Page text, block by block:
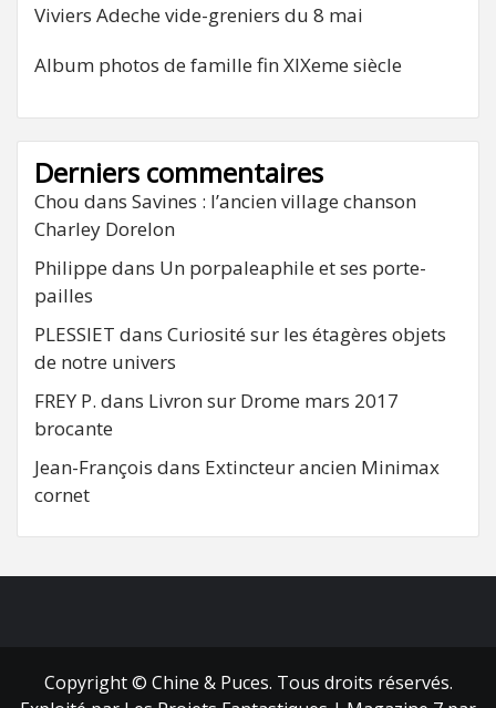
Viviers Adeche vide-greniers du 8 mai
Album photos de famille fin XIXeme siècle
Derniers commentaires
Chou dans Savines : l’ancien village chanson
Charley Dorelon
Philippe dans Un porpaleaphile et ses porte-
pailles
PLESSIET dans Curiosité sur les étagères objets
de notre univers
FREY P. dans Livron sur Drome mars 2017
brocante
Jean-François dans Extincteur ancien Minimax
cornet
Copyright © Chine & Puces. Tous droits réservés.